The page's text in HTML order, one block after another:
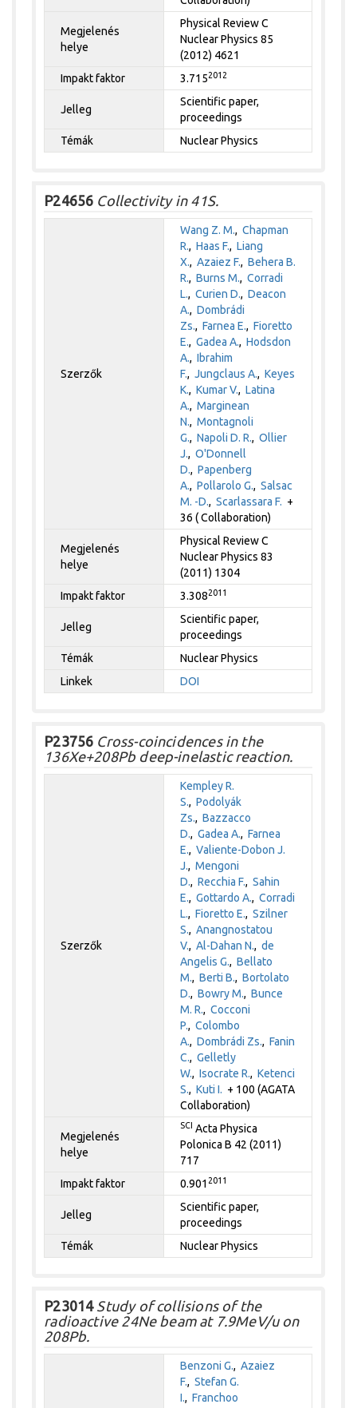
Megjelenés
helye
Physical Review C
Nuclear Physics 85
(2012) 4621
Impakt faktor
3.7152012
Jelleg
Scientific paper,
proceedings
Témák
Nuclear Physics
P24656 Collectivity in 41S.
Szerzők
Wang Z. M.,Chapman
R.,Haas F.,Liang
X.,Azaiez F.,Behera B.
R.,Burns M.,Corradi
L.,Curien D.,Deacon
A.,Dombrádi
Zs.,Farnea E.,Fioretto
E.,Gadea A.,Hodsdon
A.,Ibrahim
F.,Jungclaus A.,Keyes
K.,Kumar V.,Latina
A.,Marginean
N.,Montagnoli
G.,Napoli D. R.,Ollier
J.,O'Donnell
D.,Papenberg
A.,Pollarolo G.,Salsac
M. -D.,Scarlassara F. +
36 ( Collaboration)
Megjelenés
helye
Physical Review C
Nuclear Physics 83
(2011) 1304
Impakt faktor
3.3082011
Jelleg
Scientific paper,
proceedings
Témák
Nuclear Physics
Linkek
DOI
P23756 Cross-coincidences in the
136Xe+208Pb deep-inelastic reaction.
Szerzők
Kempley R.
S.,Podolyák
Zs.,Bazzacco
D.,Gadea A.,Farnea
E.,Valiente-Dobon J.
J.,Mengoni
D.,Recchia F.,Sahin
E.,Gottardo A.,Corradi
L.,Fioretto E.,Szilner
S.,Anangnostatou
V.,Al-Dahan N.,de
Angelis G.,Bellato
M.,Berti B.,Bortolato
D.,Bowry M.,Bunce
M. R.,Cocconi
P.,Colombo
A.,Dombrádi Zs.,Fanin
C.,Gelletly
W.,Isocrate R.,Ketenci
S.,Kuti I. + 100 (AGATA
Collaboration)
Megjelenés
helye
SCI Acta Physica
Polonica B 42 (2011)
717
Impakt faktor
0.901 2011
Jelleg
Scientific paper,
proceedings
Témák
Nuclear Physics
P23014Study of collisions of the
radioactive 24Ne beam at 7.9MeV/u on
208Pb.
Benzoni G.,Azaiez
F.,Stefan G.
I.,Franchoo